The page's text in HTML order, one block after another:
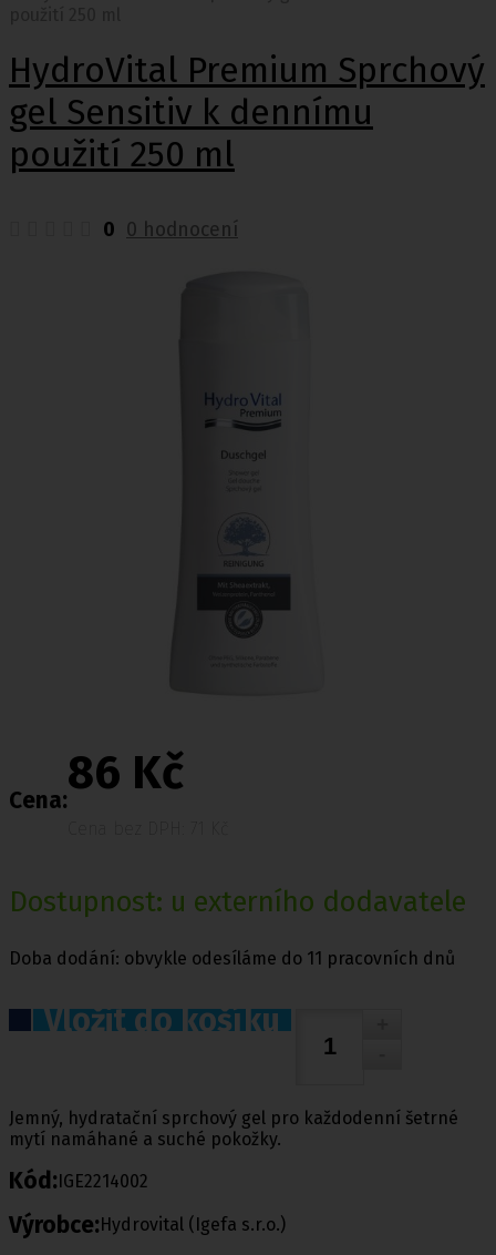
HydroVital Premium Sprchový
gel Sensitiv k dennímu
použití 250 ml
0 0 hodnocení
Cena:
86 Kč
Dostupnost: u externího dodavatele
Doba dodání: obvykle odesíláme do 11 pracovních dnů
Vložit do košíku
Jemný, hydratační sprchový gel pro každodenní šetrné
mytí namáhané a suché pokožky.
Kód:IGE2214002
Výrobce:Hydrovital (Igefa s.r.o.)